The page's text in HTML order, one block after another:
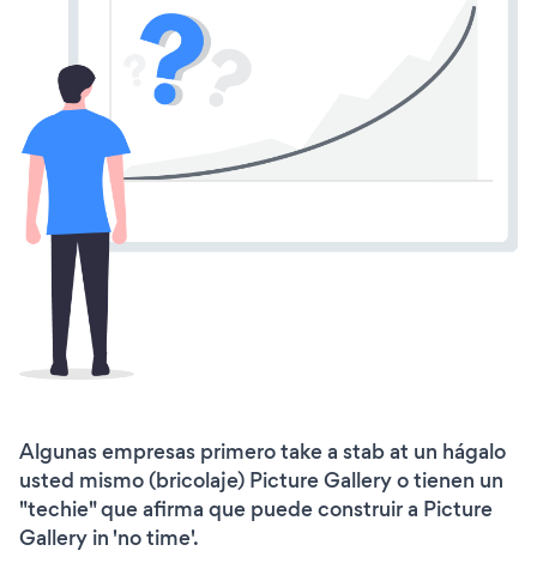
Algunas empresas primero take a stab at un hágalo
usted mismo (bricolaje) Picture Gallery o tienen un
"techie" que afirma que puede construir a Picture
Gallery in 'no time'.